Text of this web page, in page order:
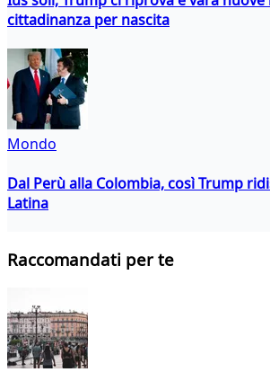
cittadinanza per nascita
Mondo
Dal Perù alla Colombia, così Trump
Latina
Raccomandati per te